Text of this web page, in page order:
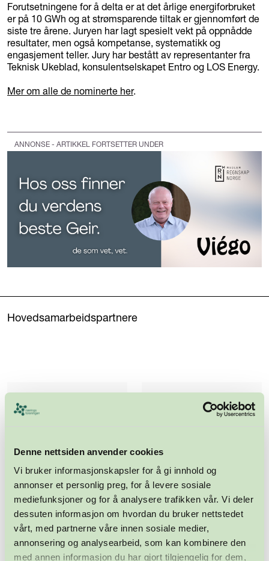
Denne nettsiden anvender cookies
Vi bruker informasjonskapsler for å gi innhold og
annonser et personlig preg, for å levere sosiale
mediefunksjoner og for å analysere trafikken vår. Vi deler
dessuten informasjon om hvordan du bruker nettstedet
vårt, med partnerne våre innen sosiale medier,
annonsering og analysearbeid, som kan kombinere den
med annen informasjon du har gjort tilgjengelig for dem,
Forutsetningene for å delta er at det årlige energiforbruket
er på 10 GWh og at strømsparende tiltak er gjennomført de
siste tre årene. Juryen har lagt spesielt vekt på oppnådde
resultater, men også kompetanse, systematikk og
engasjement teller. Jury har bestått av representanter fra
Teknisk Ukeblad, konsulentselskapet Entro og LOS Energy.
Mer om alle de nominerte her.
ANNONSE - ARTIKKEL FORTSETTER UNDER
Hovedsamarbeidspartnere